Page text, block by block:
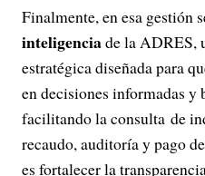
Finalmente, en esa gestión
inteligenciade la ADRES,
estratégica diseñada para
en decisiones informadas y
facilitando la consulta de
recaudo, auditoría y pago
es fortalecer la